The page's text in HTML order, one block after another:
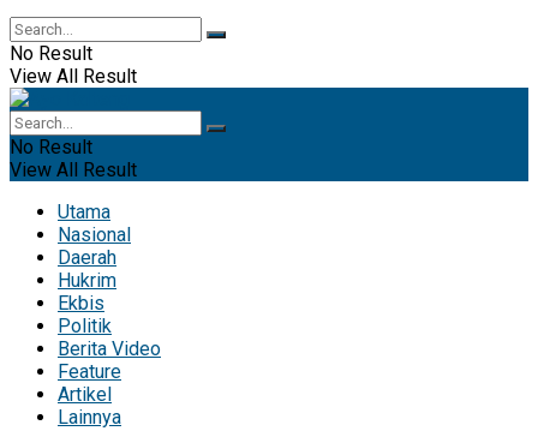
No Result
View All Result
No Result
View All Result
Utama
Nasional
Daerah
Hukrim
Ekbis
Politik
Berita Video
Feature
Artikel
Lainnya